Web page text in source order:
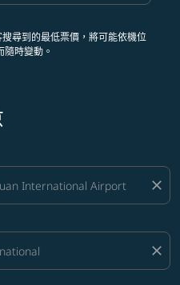
尋到的最低票價，將可能依機位
時變動。
close
close